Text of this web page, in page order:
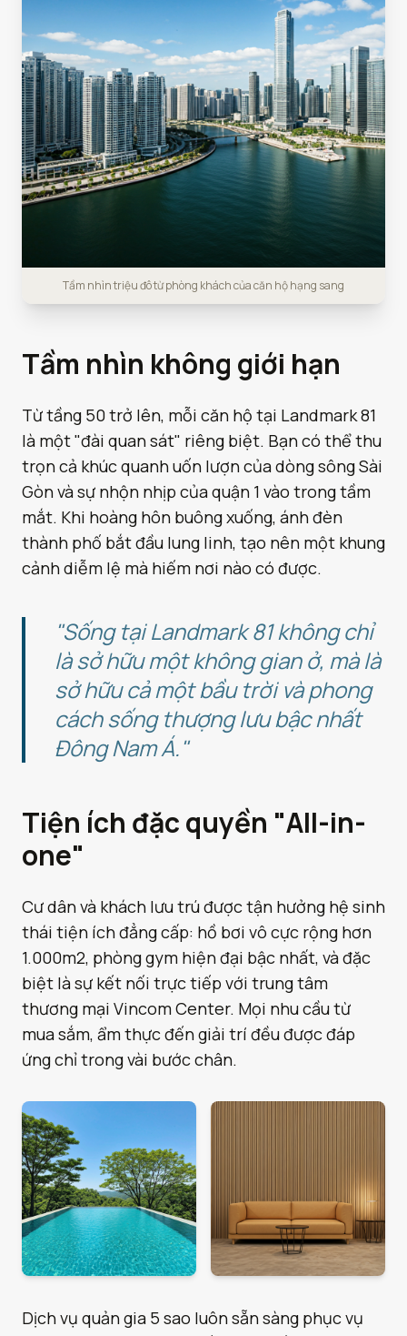
Tầm nhìn triệu đô từ phòng khách của căn hộ hạng sang
Tầm nhìn không giới hạn
Từ tầng 50 trở lên, mỗi căn hộ tại Landmark 81
là một "đài quan sát" riêng biệt. Bạn có thể thu
trọn cả khúc quanh uốn lượn của dòng sông Sài
Gòn và sự nhộn nhịp của quận 1 vào trong tầm
mắt. Khi hoàng hôn buông xuống, ánh đèn
thành phố bắt đầu lung linh, tạo nên một khung
cảnh diễm lệ mà hiếm nơi nào có được.
"Sống tại Landmark 81 không chỉ
là sở hữu một không gian ở, mà là
sở hữu cả một bầu trời và phong
cách sống thượng lưu bậc nhất
Đông Nam Á."
Tiện ích đặc quyền "All-in-
one"
Cư dân và khách lưu trú được tận hưởng hệ sinh
thái tiện ích đẳng cấp: hồ bơi vô cực rộng hơn
1.000m2, phòng gym hiện đại bậc nhất, và đặc
biệt là sự kết nối trực tiếp với trung tâm
thương mại Vincom Center. Mọi nhu cầu từ
mua sắm, ẩm thực đến giải trí đều được đáp
ứng chỉ trong vài bước chân.
Dịch vụ quản gia 5 sao luôn sẵn sàng phục vụ